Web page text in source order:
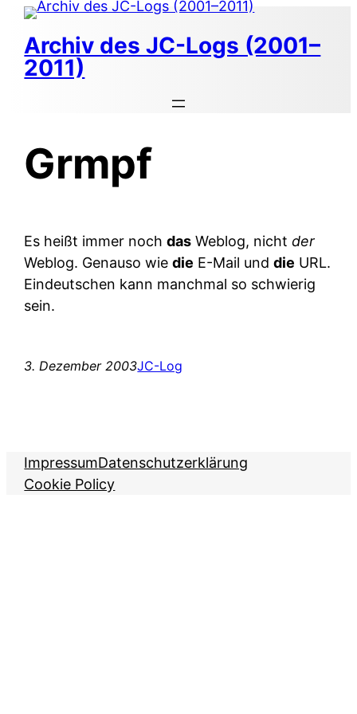
Zum
Inhalt
springen
Archiv des JC-Logs (2001–
2011)
Grmpf
Es heißt immer nochdas Weblog, nichtder
Weblog. Genauso wiedie E-Mail unddie URL.
Eindeutschen kann manchmal so schwierig
sein.
3. Dezember 2003JC-Log
ImpressumDatenschutzerklärung
Cookie Policy